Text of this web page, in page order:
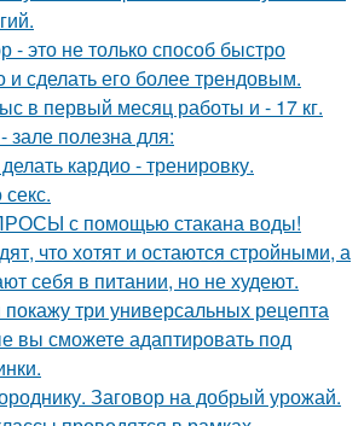
это не только способ быстро
и сделать его более трендовым.
в первый месяц работы и - 17 кг.
зале полезна для:
кардио - тренировку.
с помощью стакана воды!
что хотят и остаются стройными, а
себя в питании, но не худеют.
три универсальных рецепта
вы сможете адаптировать под
Заговор на добрый урожай.